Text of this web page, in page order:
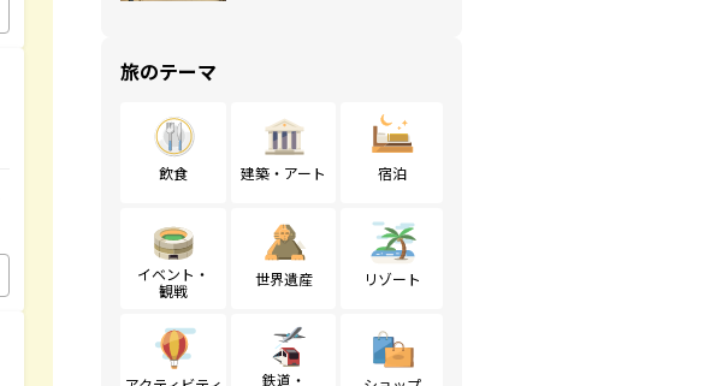
旅のテーマ
飲食 建築・アート 宿泊
イベント・
観戦
世界遺産 リゾート
鉄道・